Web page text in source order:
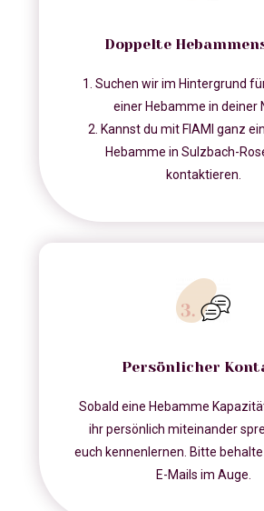
Doppelte
1. Suchen wir im Hintergrund
einer Hebamme in deiner
2. Kannst du mit FIAMI ganz
Hebamme in Sulzbach-
kontaktieren.
Persönlicher
Sobald eine Hebamme
ihr persönlich miteinander
euch kennenlernen. Bitte
E-Mails im Auge.